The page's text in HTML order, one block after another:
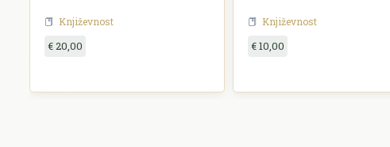
Književnost
€ 20,00
Književnost
€ 10,00